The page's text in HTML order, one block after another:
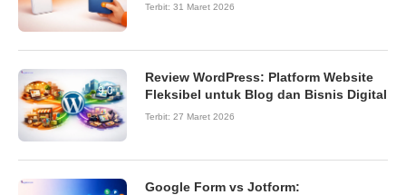
Terbit: 31 Maret 2026
9.0
Review WordPress: Platform Website
Fleksibel untuk Blog dan Bisnis Digital
Terbit: 27 Maret 2026
Google Form vs Jotform: